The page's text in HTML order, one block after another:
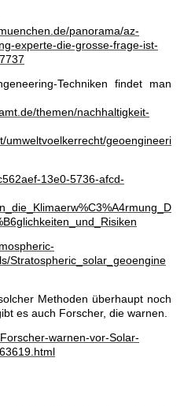
panorama/az-
experte-die-grosse-frage-ist-
Techniken findet man
themen/nachhaltigkeit-
umweltvoelkerrecht/geoengineeri
13e0-5736-afcd-
Stratospheric_solar_geoengine
Methoden überhaupt noch
es auch Forscher, die warnen.
warnen-vor-Solar-